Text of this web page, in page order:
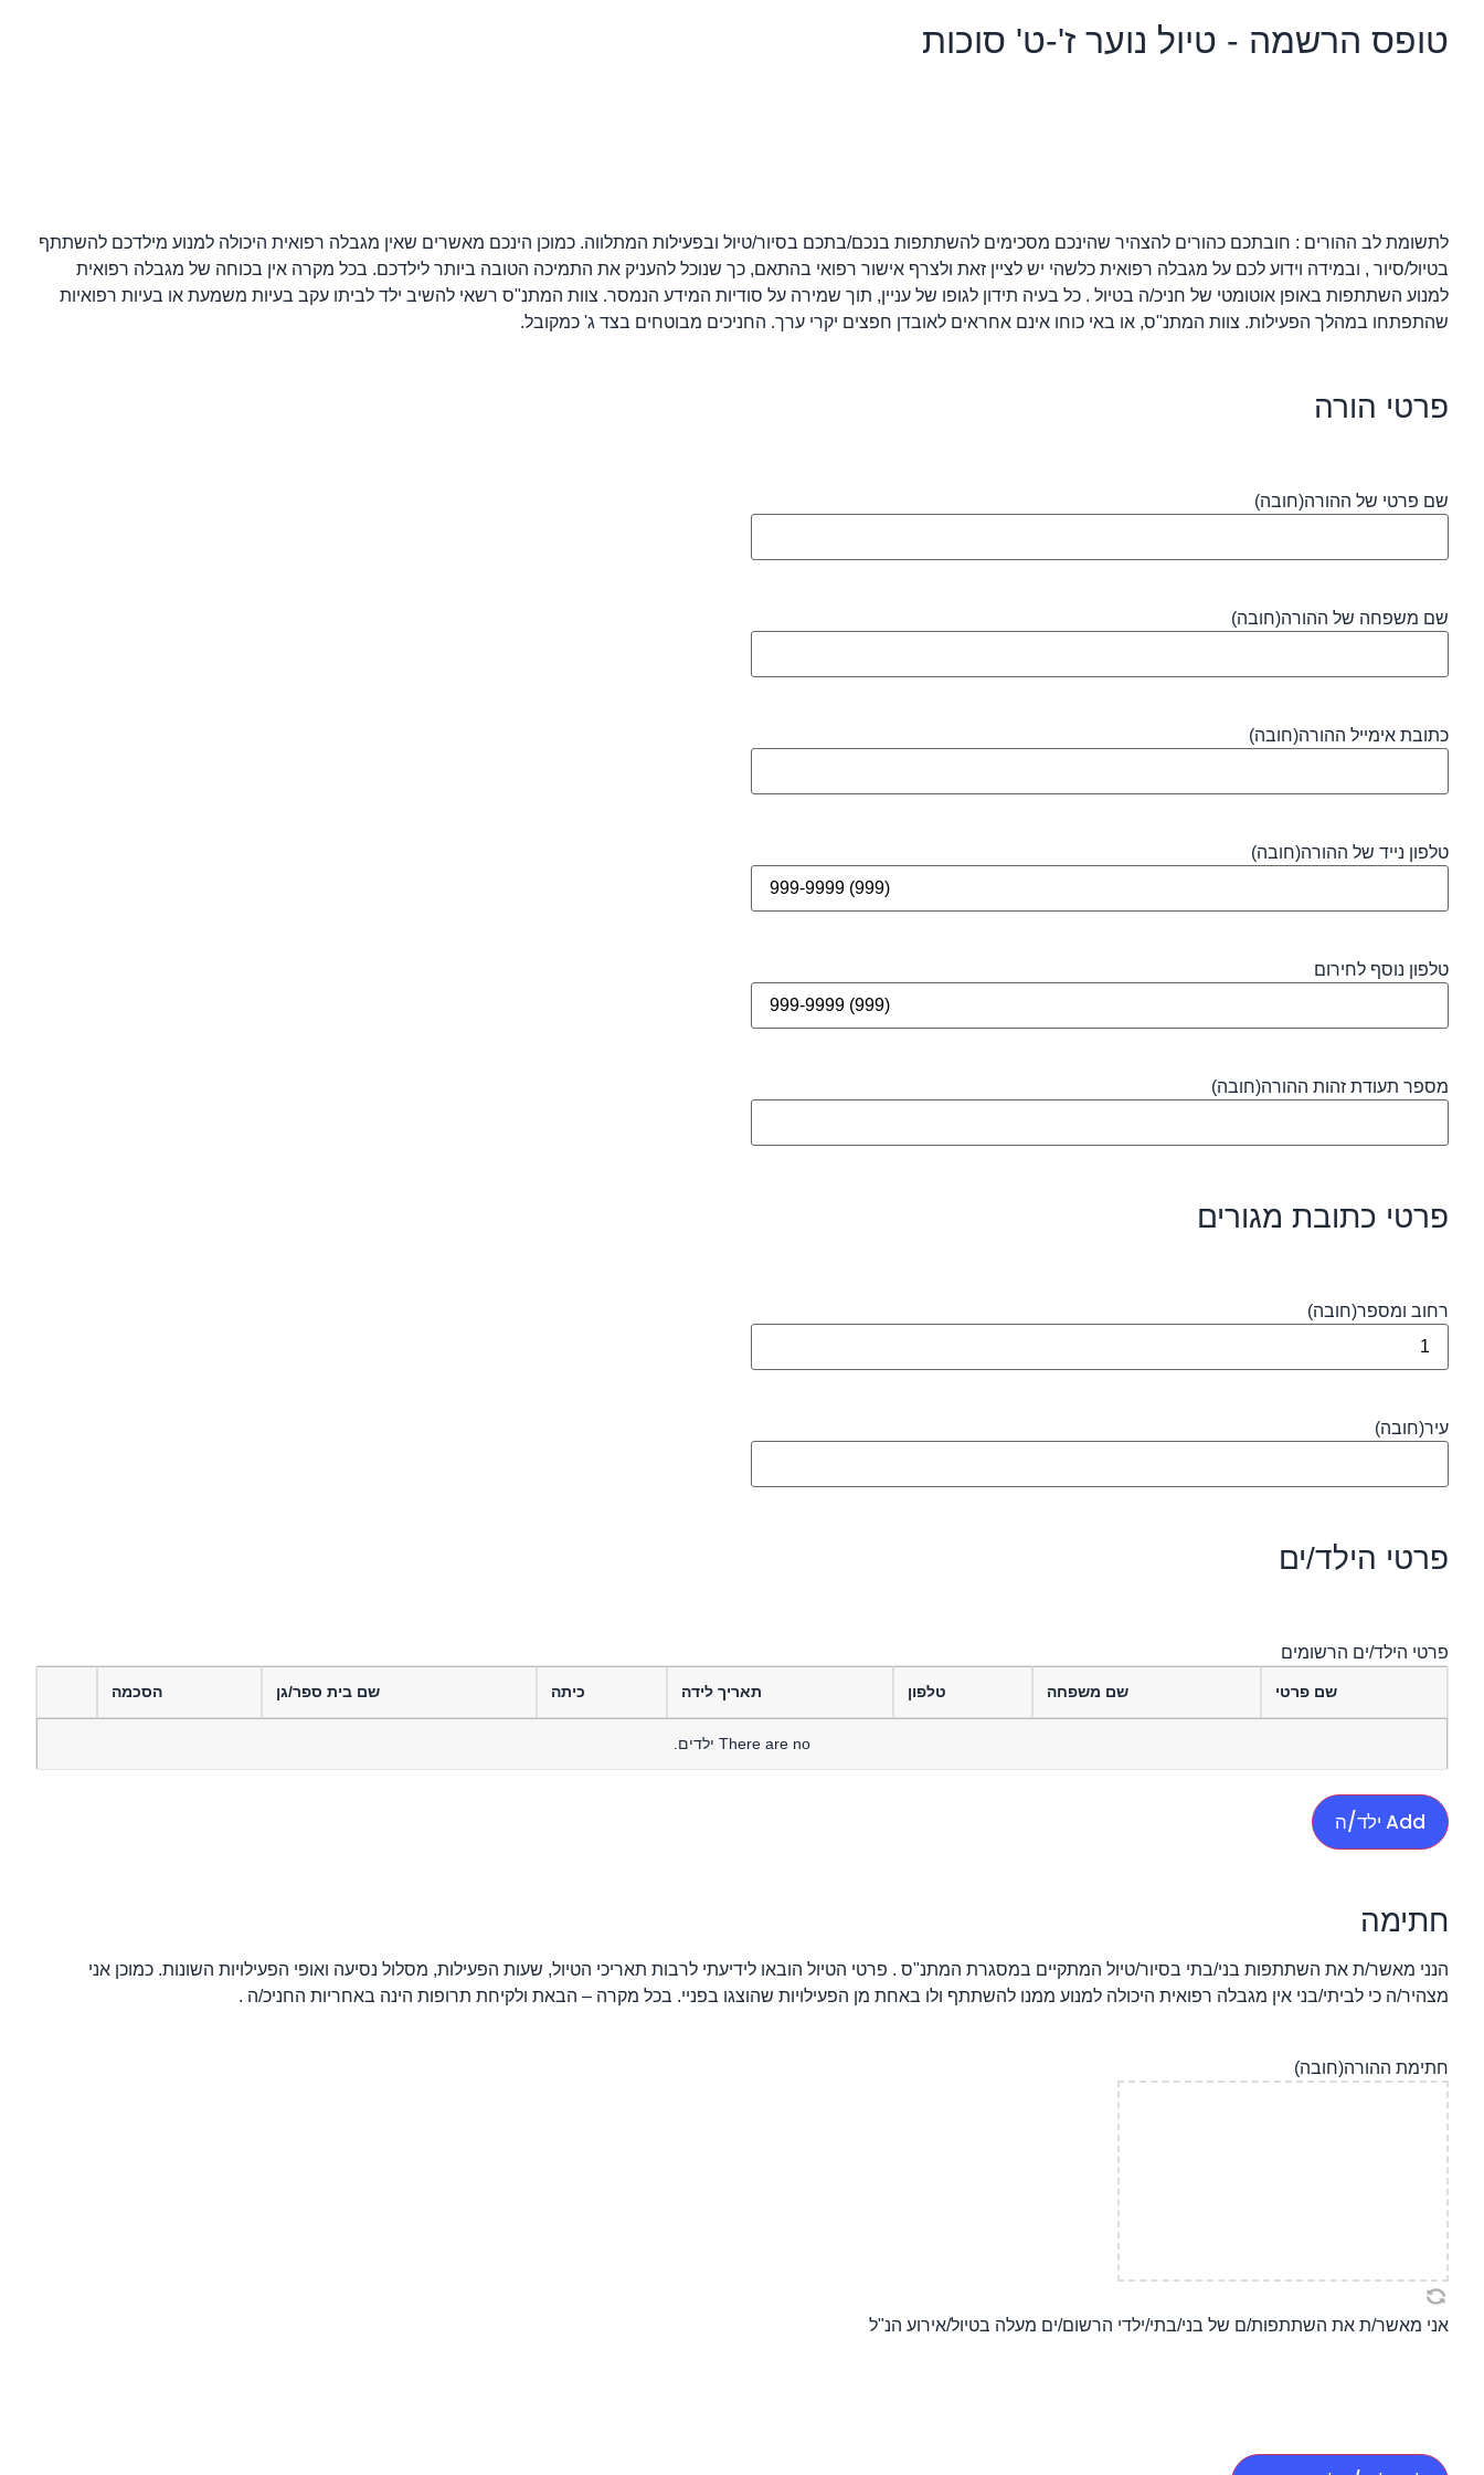
טופס הרשמה - טיול נוער ז'-ט' סוכות
לתשומת לב ההורים : חובתכם כהורים להצהיר שהינכם מסכימים להשתתפות בנכם/בתכם בסיור/טיול ובפעילות המתלווה. כמוכן הינכם מאשרים שאין מגבלה רפואית היכולה למנוע מילדכם להשתתף
בטיול/סיור , ובמידה וידוע לכם על מגבלה רפואית כלשהי יש לציין זאת ולצרף אישור רפואי בהתאם, כך שנוכל להעניק את התמיכה הטובה ביותר לילדכם. בכל מקרה אין בכוחה של מגבלה רפואית
למנוע השתתפות באופן אוטומטי של חניכ/ה בטיול . כל בעיה תידון לגופו של עניין, תוך שמירה על סודיות המידע הנמסר. צוות המתנ"ס רשאי להשיב ילד לביתו עקב בעיות משמעת או בעיות רפואיות
שהתפתחו במהלך הפעילות. צוות המתנ"ס, או באי כוחו אינם אחראים לאובדן חפצים יקרי ערך. החניכים מבוטחים בצד ג' כמקובל.
פרטי הורה
שם פרטי של ההורה(חובה)
שם משפחה של ההורה(חובה)
כתובת אימייל ההורה(חובה)
טלפון נייד של ההורה(חובה)
טלפון נוסף לחירום
מספר תעודת זהות ההורה(חובה)
פרטי כתובת מגורים
רחוב ומספר(חובה)
עיר(חובה)
פרטי הילד/ים
פרטי הילד/ים הרשומים
שם פרטי שם משפחה טלפון תאריך לידה כיתה שם בית ספר/גן הסכמה
There are no ילדים.
Add ילד/ה
חתימה
הנני מאשר/ת את השתתפות בני/בתי בסיור/טיול המתקיים במסגרת המתנ"ס . פרטי הטיול הובאו לידיעתי לרבות תאריכי הטיול, שעות הפעילות, מסלול נסיעה ואופי הפעילויות השונות. כמוכן אני
מצהיר/ה כי לביתי/בני אין מגבלה רפואית היכולה למנוע ממנו להשתתף ולו באחת מן הפעילויות שהוצגו בפניי. בכל מקרה – הבאת ולקיחת תרופות הינה באחריות החניכ/ה .
חתימת ההורה(חובה)
אני מאשר/ת את השתתפות/ם של בני/בתי/ילדי הרשום/ים מעלה בטיול/אירוע הנ"ל